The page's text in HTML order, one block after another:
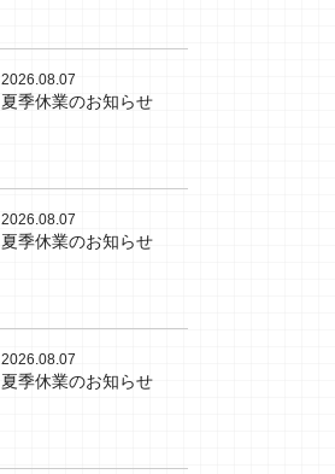
2026.08.07
夏季休業のお知らせ
2026.08.07
夏季休業のお知らせ
2026.08.07
夏季休業のお知らせ